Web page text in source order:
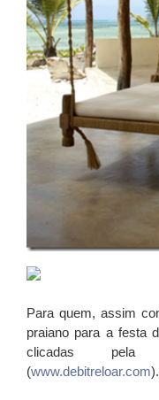
Para quem, assim
praiano para a festa
clicadas pela
(www.debitreloar.com).